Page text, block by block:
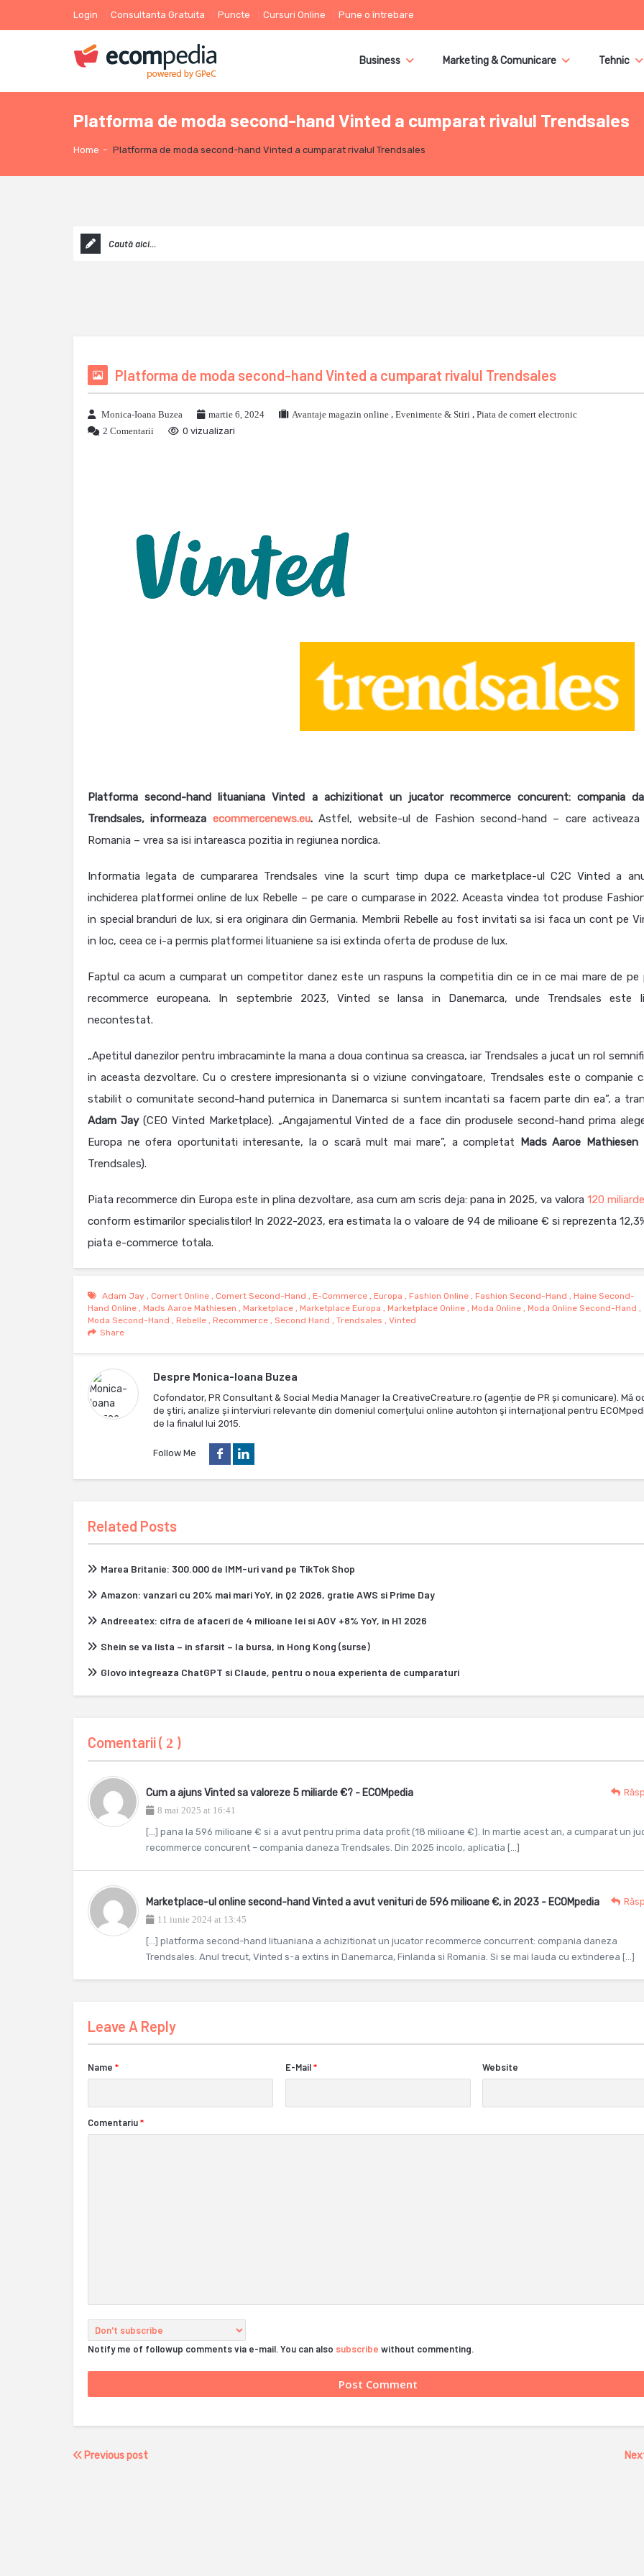
Login Consultanta Gratuita Puncte Cursuri Online Pune o întrebare
Business Marketing & Comunicare Tehnic
Platforma de moda second-hand Vinted a cumparat rivalul Trendsales
Home - Platforma de moda second-hand Vinted a cumparat rivalul Trendsales
Platforma de moda second-hand Vinted a cumparat rivalul Trendsales
Monica-Ioana Buzea martie 6, 2024 Avantaje magazin online , Evenimente & Stiri , Piata de comert electronic
2 Comentarii
0 vizualizari
Platforma second-hand lituaniana Vinted a achizitionat un jucator recommerce concurent: compania
Trendsales, informeaza ecommercenews.eu.Astfel, website-ul de Fashion second-hand – care
Romania – vrea sa isi intareasca pozitia in regiunea nordica.
Informatia legata de cumpararea Trendsales vine la scurt timp dupa ce marketplace-ul C2C Vinted a
inchiderea platformei online de lux Rebelle – pe care o cumparase in 2022. Aceasta vindea tot produse
in special branduri de lux, si era originara din Germania. Membrii Rebelle au fost invitati sa isi faca un cont pe
in loc, ceea ce i-a permis platformei lituaniene sa isi extinda oferta de produse de lux.
Faptul ca acum a cumparat un competitor danez este un raspuns la competitia din ce in ce mai mare de pe
recommerce europeana. In septembrie 2023, Vinted se lansa in Danemarca, unde Trendsales este
necontestat.
„Apetitul danezilor pentru imbracaminte la mana a doua continua sa creasca, iar Trendsales a jucat un rol
in aceasta dezvoltare. Cu o crestere impresionanta si o viziune convingatoare, Trendsales este o companie
stabilit o comunitate second-hand puternica in Danemarca si suntem incantati sa facem parte din ea”, a
Adam Jay(CEO Vinted Marketplace). „Angajamentul Vinted de a face din produsele second-hand prima
Europa ne ofera oportunitati interesante, la o scară mult mai mare”, a completat Mads Aaroe Mathiesen
Trendsales).
Piata recommerce din Europa este in plina dezvoltare, asa cum am scris deja: pana in 2025, va valora 120
conform estimarilor specialistilor! In 2022-2023, era estimata la o valoare de 94 de milioane € si reprezenta
piata e-commerce totala.
Adam Jay , Comert Online , Comert Second-Hand , E-Commerce , Europa , Fashion Online , Fashion Second-Hand , Haine Second-
Hand Online , Mads Aaroe Mathiesen , Marketplace , Marketplace Europa , Marketplace Online , Moda Online , Moda Online Second-Hand ,
Moda Second-Hand , Rebelle , Recommerce , Second Hand , Trendsales , Vinted
Share
Despre Monica-Ioana Buzea
Cofondator, PR Consultant & Social Media Manager la CreativeCreature.ro (agenție de PR și comunicare). Mă
de ştiri, analize și interviuri relevante din domeniul comerţului online autohton şi internaţional pentru
de la finalul lui 2015.
Follow Me
Related Posts
Marea Britanie: 300.000 de IMM-uri vand pe TikTok Shop
Amazon: vanzari cu 20% mai mari YoY, in Q2 2026, gratie AWS si Prime Day
Andreeatex: cifra de afaceri de 4 milioane lei si AOV +8% YoY, in H1 2026
Shein se va lista – in sfarsit – la bursa, in Hong Kong (surse)
Glovo integreaza ChatGPT si Claude, pentru o noua experienta de cumparaturi
Comentarii ( 2 )
Cum a ajuns Vinted sa valoreze 5 miliarde €? - ECOMpedia
8 mai 2025 at 16:41
[…] pana la 596 milioane € si a avut pentru prima data profit (18 milioane €). In martie acest an, a cumparat un
recommerce concurent – compania daneza Trendsales. Din 2025 incolo, aplicatia […]
Marketplace-ul online second-hand Vinted a avut venituri de 596 milioane €, in 2023 - ECOMpedia
11 iunie 2024 at 13:45
[…] platforma second-hand lituaniana a achizitionat un jucator recommerce concurrent: compania daneza
Trendsales. Anul trecut, Vinted s-a extins in Danemarca, Finlanda si Romania. Si se mai lauda cu extinderea […]
Leave A Reply
Name * E-Mail * Website
Comentariu*
Notify me of followup comments via e-mail. You can also subscribe without commenting.
Previous post